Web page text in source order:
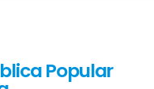
Popular